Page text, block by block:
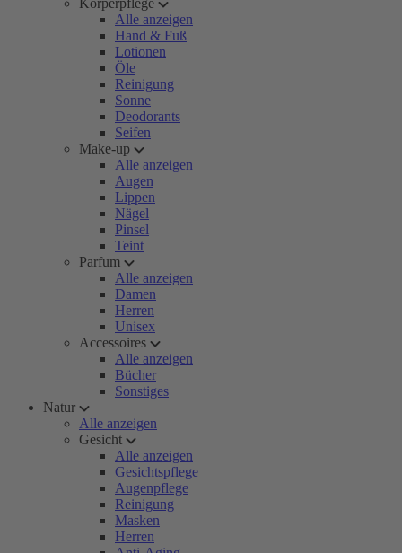
Körperpflege
Alle anzeigen
Hand & Fuß
Lotionen
Öle
Reinigung
Sonne
Deodorants
Seifen
Make-up
Alle anzeigen
Augen
Lippen
Nägel
Pinsel
Teint
Parfum
Alle anzeigen
Damen
Herren
Unisex
Accessoires
Alle anzeigen
Bücher
Sonstiges
Natur
Alle anzeigen
Gesicht
Alle anzeigen
Gesichtspflege
Augenpflege
Reinigung
Masken
Herren